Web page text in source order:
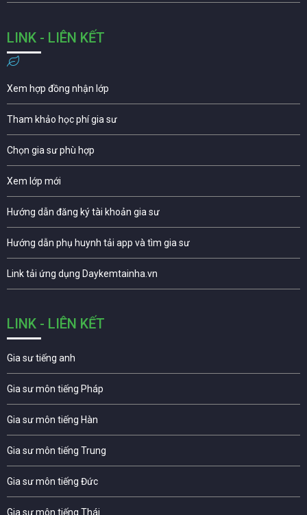
LINK - LIÊN KẾT
Xem hợp đồng nhận lớp
Tham khảo học phí gia sư
Chọn gia sư phù hợp
Xem lớp mới
Hướng dẫn đăng ký tài khoản gia sư
Hướng dẫn phụ huynh tải app và tìm gia sư
Link tải ứng dụng Daykemtainha.vn
LINK - LIÊN KẾT
Gia sư tiếng anh
Gia sư môn tiếng Pháp
Gia sư môn tiếng Hàn
Gia sư môn tiếng Trung
Gia sư môn tiếng Đức
Gia sư môn tiếng Thái